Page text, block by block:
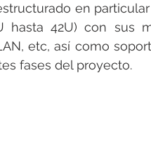
elektrotools-P046000
en
hasta 42U) con sus
etc, así como
fases del proyecto.